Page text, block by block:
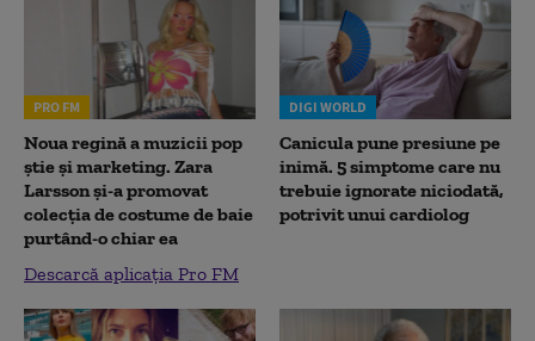
PRO FM
Noua regină a muzicii pop
știe și marketing. Zara
Larsson și-a promovat
colecția de costume de baie
purtând-o chiar ea
Descarcă aplicația Pro FM
DIGI WORLD
Canicula pune presiune pe
inimă. 5 simptome care nu
trebuie ignorate niciodată,
potrivit unui cardiolog